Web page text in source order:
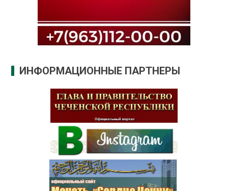
ИНФОРМАЦИОННЫЕ ПАРТНЕРЫ